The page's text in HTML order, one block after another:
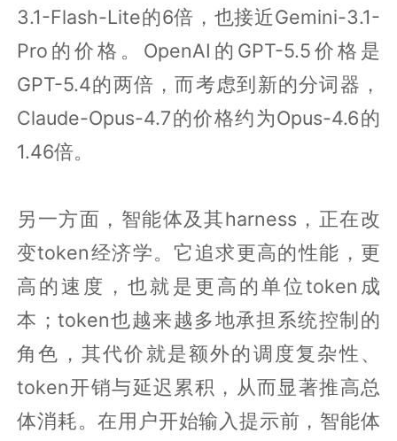
3.1-Flash-Lite的6倍，也接近Gemini-3.1-
Pro的价格。OpenAI的GPT-5.5价格是
GPT-5.4的两倍，而考虑到新的分词器，
Claude-Opus-4.7的价格约为Opus-4.6的
1.46倍。
另一方面，智能体及其harness，正在改
变token经济学。它追求更高的性能，更
高的速度，也就是更高的单位token成
本；token也越来越多地承担系统控制的
角色，其代价就是额外的调度复杂性、
token开销与延迟累积，从而显著推高总
体消耗。在用户开始输入提示前，智能体